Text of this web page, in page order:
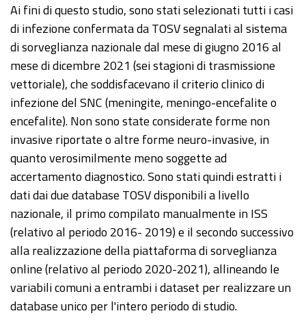
Ai fini di questo studio, sono stati selezionati tutti i casi
di infezione confermata da TOSV segnalati al sistema
di sorveglianza nazionale dal mese di giugno 2016 al
mese di dicembre 2021 (sei stagioni di trasmissione
vettoriale), che soddisfacevano il criterio clinico di
infezione del SNC (meningite, meningo-encefalite o
encefalite). Non sono state considerate forme non
invasive riportate o altre forme neuro-invasive, in
quanto verosimilmente meno soggette ad
accertamento diagnostico. Sono stati quindi estratti i
dati dai due database TOSV disponibili a livello
nazionale, il primo compilato manualmente in ISS
(relativo al periodo 2016- 2019) e il secondo successivo
alla realizzazione della piattaforma di sorveglianza
online (relativo al periodo 2020-2021), allineando le
variabili comuni a entrambi i dataset per realizzare un
database unico per l'intero periodo di studio.